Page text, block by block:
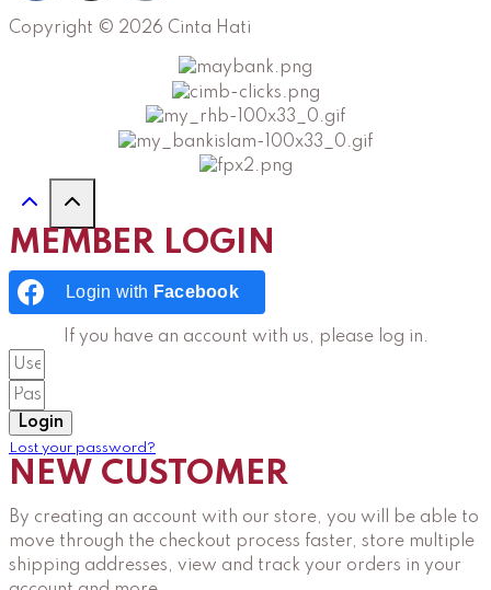
Copyright © 2026 Cinta Hati
MEMBER LOGIN
Login with Facebook
If you have an account with us, please log in.
Login
Lost your password?
NEW CUSTOMER
By creating an account with our store, you will be able to
move through the checkout process faster, store multiple
shipping addresses, view and track your orders in your